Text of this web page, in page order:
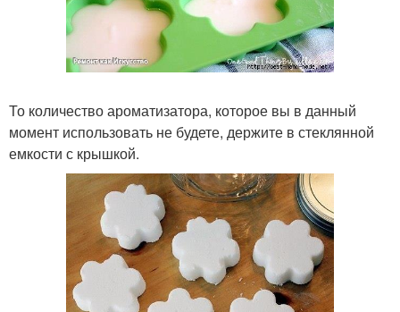
То количество ароматизатора, которое вы в данный
момент использовать не будете, держите в стеклянной
емкости с крышкой.